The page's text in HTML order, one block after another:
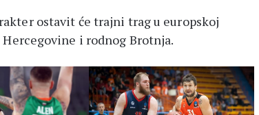
ostavit će trajni trag u europskoj
i rodnog Brotnja.